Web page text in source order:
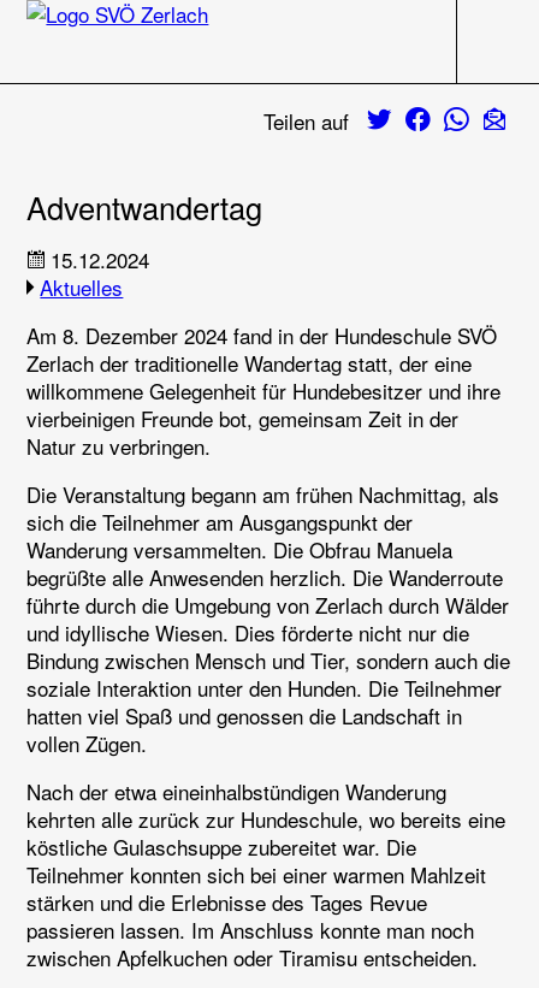
Teilen auf
TwitterFacebookE-
Adventwandertag
15.12.2024
Aktuelles
Am 8. Dezember 2024 fand in der Hundeschule SVÖ
Zerlach der traditionelle Wandertag statt, der eine
willkommene Gelegenheit für Hundebesitzer und ihre
vierbeinigen Freunde bot, gemeinsam Zeit in der
Natur zu verbringen.
Die Veranstaltung begann am frühen Nachmittag, als
sich die Teilnehmer am Ausgangspunkt der
Wanderung versammelten. Die Obfrau Manuela
begrüßte alle Anwesenden herzlich. Die Wanderroute
führte durch die Umgebung von Zerlach durch Wälder
und idyllische Wiesen. Dies förderte nicht nur die
Bindung zwischen Mensch und Tier, sondern auch die
soziale Interaktion unter den Hunden. Die Teilnehmer
hatten viel Spaß und genossen die Landschaft in
vollen Zügen.
Nach der etwa eineinhalbstündigen Wanderung
kehrten alle zurück zur Hundeschule, wo bereits eine
köstliche Gulaschsuppe zubereitet war. Die
Teilnehmer konnten sich bei einer warmen Mahlzeit
stärken und die Erlebnisse des Tages Revue
passieren lassen. Im Anschluss konnte man noch
zwischen Apfelkuchen oder Tiramisu entscheiden.